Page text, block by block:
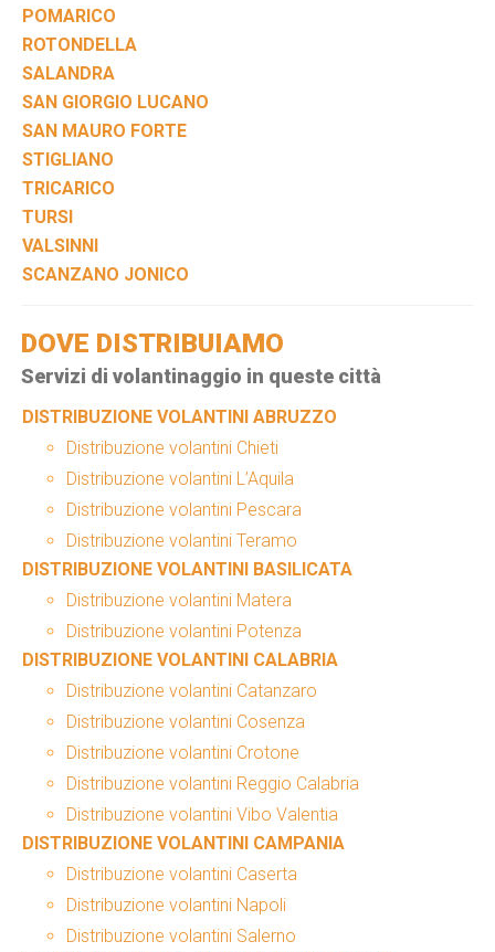
POMARICO
ROTONDELLA
SALANDRA
SAN GIORGIO LUCANO
SAN MAURO FORTE
STIGLIANO
TRICARICO
TURSI
VALSINNI
SCANZANO JONICO
DOVE DISTRIBUIAMO
Servizi di volantinaggio in queste città
DISTRIBUZIONE VOLANTINI ABRUZZO
Distribuzione volantini Chieti
Distribuzione volantini L’Aquila
Distribuzione volantini Pescara
Distribuzione volantini Teramo
DISTRIBUZIONE VOLANTINI BASILICATA
Distribuzione volantini Matera
Distribuzione volantini Potenza
DISTRIBUZIONE VOLANTINI CALABRIA
Distribuzione volantini Catanzaro
Distribuzione volantini Cosenza
Distribuzione volantini Crotone
Distribuzione volantini Reggio Calabria
Distribuzione volantini Vibo Valentia
DISTRIBUZIONE VOLANTINI CAMPANIA
Distribuzione volantini Caserta
Distribuzione volantini Napoli
Distribuzione volantini Salerno